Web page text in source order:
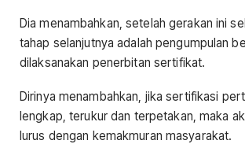
Dia menambahkan, setelah gerakan ini
tahap selanjutnya adalah pengumpulan
dilaksanakan penerbitan sertifikat.
Dirinya menambahkan, jika sertifikasi
lengkap, terukur dan terpetakan, maka
lurus dengan kemakmuran masyarakat.